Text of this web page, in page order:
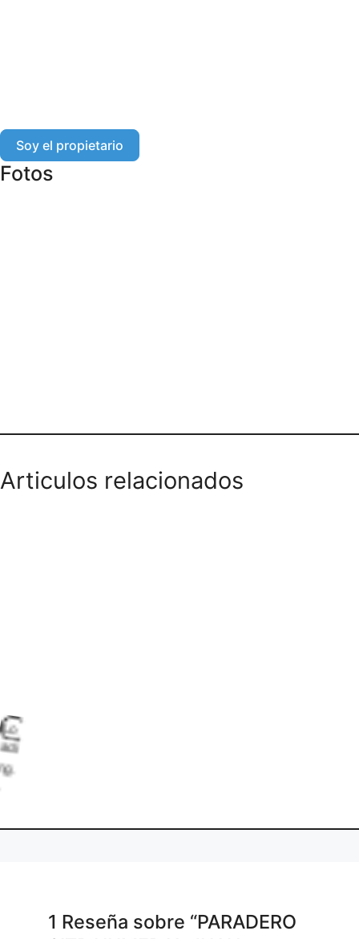
Soy el propietario
Fotos
Articulos relacionados
L
i
.
1 Reseña sobre “PARADERO